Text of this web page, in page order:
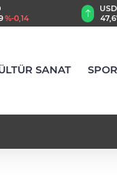
%0,18
SANAT SPOR